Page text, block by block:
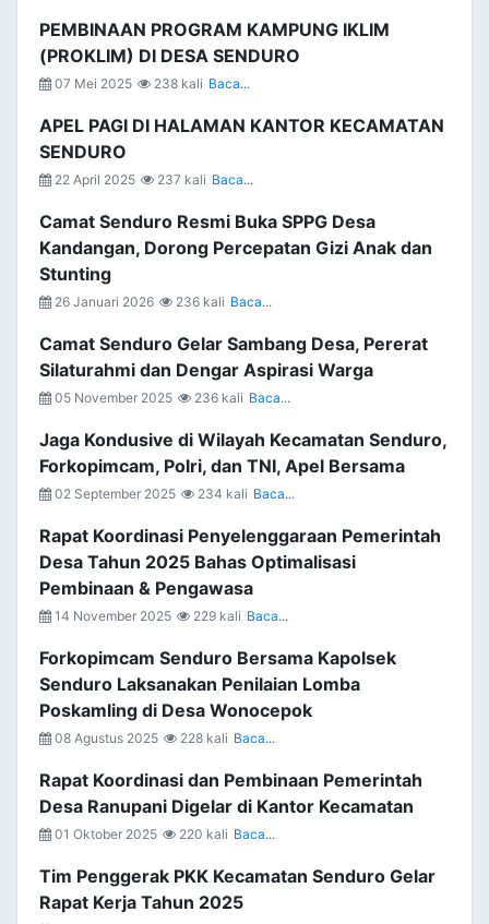
PEMBINAAN PROGRAM KAMPUNG IKLIM
(PROKLIM) DI DESA SENDURO
07 Mei 2025 238 kali Baca...
APEL PAGI DI HALAMAN KANTOR KECAMATAN
SENDURO
22 April 2025 237 kali Baca...
Camat Senduro Resmi Buka SPPG Desa
Kandangan, Dorong Percepatan Gizi Anak dan
Stunting
26 Januari 2026 236 kali Baca...
Camat Senduro Gelar Sambang Desa, Pererat
Silaturahmi dan Dengar Aspirasi Warga
05 November 2025 236 kali Baca...
Jaga Kondusive di Wilayah Kecamatan Senduro,
Forkopimcam, Polri, dan TNI, Apel Bersama
02 September 2025 234 kali Baca...
Rapat Koordinasi Penyelenggaraan Pemerintah
Desa Tahun 2025 Bahas Optimalisasi
Pembinaan & Pengawasa
14 November 2025 229 kali Baca...
Forkopimcam Senduro Bersama Kapolsek
Senduro Laksanakan Penilaian Lomba
Poskamling di Desa Wonocepok
08 Agustus 2025 228 kali Baca...
Rapat Koordinasi dan Pembinaan Pemerintah
Desa Ranupani Digelar di Kantor Kecamatan
01 Oktober 2025 220 kali Baca...
Tim Penggerak PKK Kecamatan Senduro Gelar
Rapat Kerja Tahun 2025